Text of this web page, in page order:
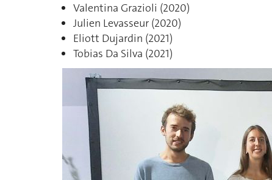
Valentina Grazioli (2020)
Julien Levasseur (2020)
Eliott Dujardin (2021)
Tobias Da Silva (2021)